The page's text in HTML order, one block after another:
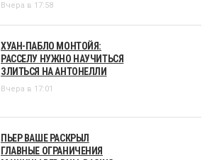
Вчера в 17:58
ХУАН-ПАБЛО МОНТОЙЯ:
РАССЕЛУ НУЖНО НАУЧИТЬСЯ
ЗЛИТЬСЯ НА АНТОНЕЛЛИ
Вчера в 17:01
ПЬЕР ВАШЕ РАСКРЫЛ
ГЛАВНЫЕ ОГРАНИЧЕНИЯ